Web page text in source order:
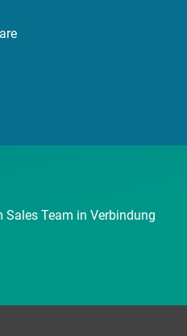
Sales Team in Verbindung